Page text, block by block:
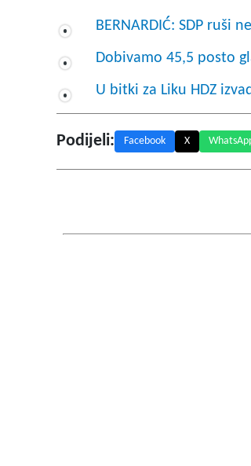
BERNARDIĆ: SDP
Dobivamo 45,5 posto
U bitki za Liku HDZ
Podijeli: Facebook X